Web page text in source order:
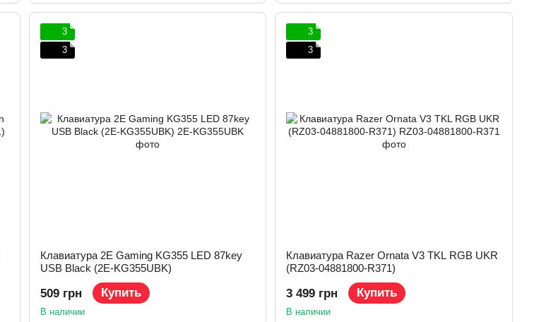
3
3
Клавиатура 2E Gaming KG355 LED 87key
USB Black (2E-KG355UBK)
509 грн Купить
В наличии
3
3
Клавиатура Razer Ornata V3 TKL RGB UKR
(RZ03-04881800-R371)
3 499 грн Купить
В наличии